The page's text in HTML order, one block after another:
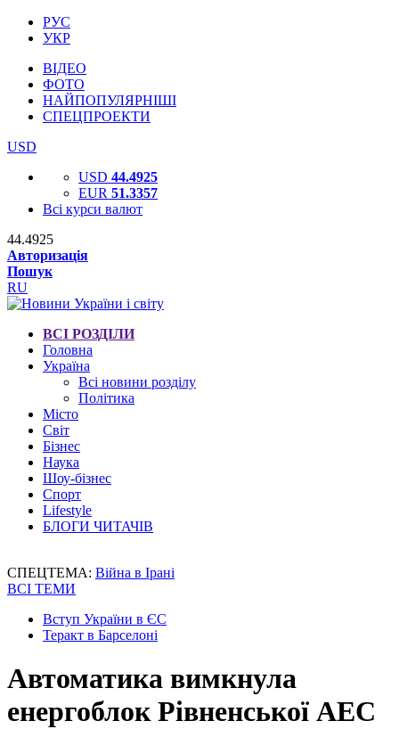
РУС
УКР
ВІДЕО
ФОТО
НАЙПОПУЛЯРНІШІ
СПЕЦПРОЕКТИ
USD
USD 44.4925
EUR 51.3357
Всі курси валют
44.4925
Авторизація
Пошук
RU
ВСІ РОЗДІЛИ
Головна
Україна
Всі новини розділу
Політика
Місто
Світ
Бізнес
Наука
Шоу-бізнес
Спорт
Lifestyle
БЛОГИ ЧИТАЧІВ
СПЕЦТЕМА: Війна в Ірані
ВСІ ТЕМИ
Вступ України в ЄС
Теракт в Барселоні
Автоматика вимкнула
енергоблок Рівненської АЕС